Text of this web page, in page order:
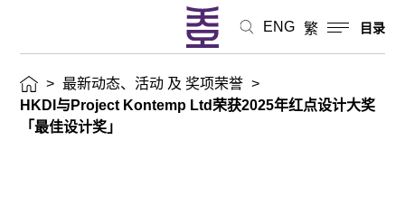
ENG 繁 目录
大
奖
> 最新动态、活动 及 奖项荣誉 >
HKDI与Project Kontemp Ltd荣获2025年红点设计大奖
「最佳设计奖」